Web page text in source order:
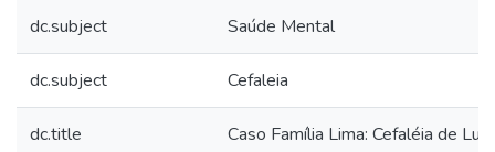
dc.subject Saúde Mental
dc.subject Cefaleia
dc.title Caso Família Lima: Cefaléia de Luiz